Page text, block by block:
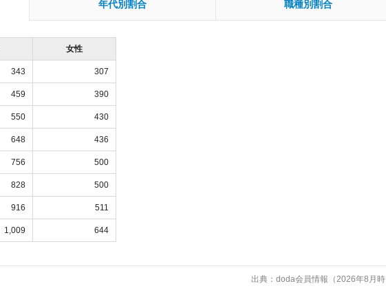
年代別割合 職種別割合
女性
343 307
459 390
550 430
648 436
756 500
828 500
916 511
1,009 644
出典：doda会員情報（2026年8月